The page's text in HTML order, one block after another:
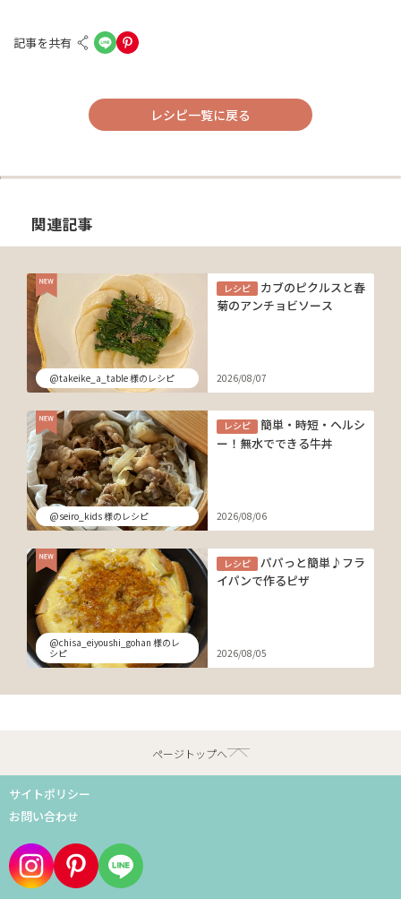
記事を共有
レシピ一覧に戻る
関連記事
@takeike_a_table 様のレシピ
レシピ
カブのピクルスと春
菊のアンチョビソース
2026/08/07
@seiro_kids 様のレシピ
レシピ
簡単・時短・ヘルシ
ー！無水でできる牛丼
2026/08/06
@chisa_eiyoushi_gohan 様のレ
シピ
レシピ
パパっと簡単♪フラ
イパンで作るピザ
2026/08/05
ページトップへ
サイトポリシー
お問い合わせ